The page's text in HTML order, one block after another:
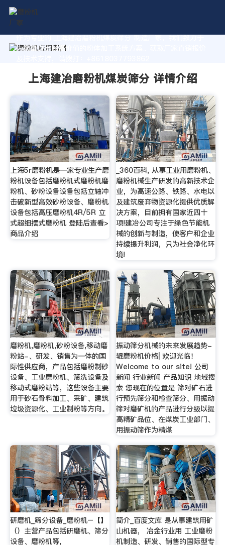
作为专业的 上海建冶磨粉机煤炭筛分 制造厂家，我们致力于
为您量身定制高价值的粉体加工系统方案。获取厂家直销报价
上海建冶磨粉机煤炭筛分 详情介绍
上海5r磨粉机是一家专业生产磨
粉机设备包括磨粉机式磨粉机磨
粉机、砂粉设备设备包括立轴冲
击破新型高效砂粉设备、磨粉机
设备包括高压磨粉机4R/5R 立
式超细摆式磨粉机 登陆后查看>
商品介绍
_360百科, 从事工业用磨粉机、
磨粉机械生产研发的高新技术企
业，为高速公路、铁路、水电以
及建筑废弃物资源化提供优质解
决方案，目前拥有国家近四十
项!建冶公司专注于绿色节能机
械的创新与制造，使客户和企业
持续提升利润，只为社会净化环
境!
磨粉机,磨粉机,砂粉设备,移动磨
粉站-、研发、销售为一体的国
际性供应商，产品包括磨粉制砂
设备、工业磨粉机、筛洗设备及
移动式磨粉站等，这些设备主要
用于砂石骨料加工、采矿、建筑
垃圾资源化、工业制粉等方向。
振动筛分机械的未来发展趋势-
辊磨粉机价格| 欢迎光临！
Welcome to our site! 公司
新闻 行业新闻 产品知识 地域搜
索 您现在的位置是 筛对矿石进
行预先筛分和检查筛分、用振动
筛对磨矿机的产品进行分级以提
高精矿品位、在煤炭工业部门、
用振动筛作为精煤
研磨机_筛分设备_磨粉机–【】
（）主营产品包括研磨机、筛分
设备、磨粉机等,
简介_百度文库 是从事建筑用矿
山机器， 冶金行业用 工业磨粉
机制造、研发、销售的国际型专